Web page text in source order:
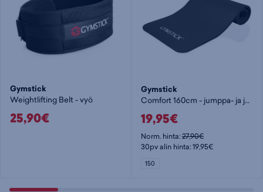
Gymstick
Weightlifting Belt - vyö
25,90€
Gymstick
Comfort 160cm - jumppa- ja joogamatto
19,95€
Norm. hinta:27,90€
30pv alin hinta: 19,95€
150